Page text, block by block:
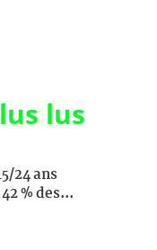
lus
24 ans
% des...